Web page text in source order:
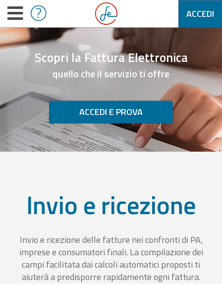
ACCEDI
Scopri la Fattura Elettronica
quello che il servizio ti offre
ACCEDI E PROVA
Invio e ricezione
Invio e ricezione delle fatture nei confronti di PA,
imprese e consumatori finali. La compilazione dei
campi facilitata dai calcoli automatici proposti ti
aiuterà a predisporre rapidamente ogni fattura.